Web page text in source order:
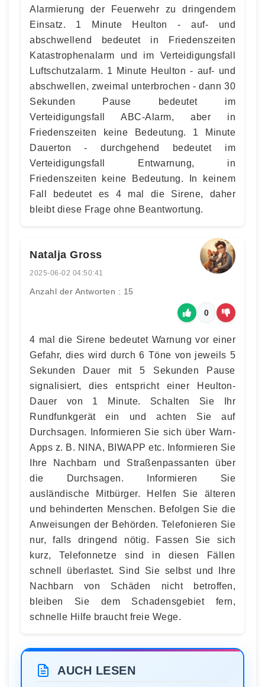
Alarmierung der Feuerwehr zu dringendem
Einsatz. 1 Minute Heulton - auf- und
abschwellend bedeutet in Friedenszeiten
Katastrophenalarm und im Verteidigungsfall
Luftschutzalarm. 1 Minute Heulton - auf- und
abschwellen, zweimal unterbrochen - dann 30
Sekunden Pause bedeutet im
Verteidigungsfall ABC-Alarm, aber in
Friedenszeiten keine Bedeutung. 1 Minute
Dauerton - durchgehend bedeutet im
Verteidigungsfall Entwarnung, in
Friedenszeiten keine Bedeutung. In keinem
Fall bedeutet es 4 mal die Sirene, daher
bleibt diese Frage ohne Beantwortung.
Natalja Gross
2025-06-02 04:50:41
Anzahl der Antworten : 15
0
4 mal die Sirene bedeutet Warnung vor einer
Gefahr, dies wird durch 6 Töne von jeweils 5
Sekunden Dauer mit 5 Sekunden Pause
signalisiert, dies entspricht einer Heulton-
Dauer von 1 Minute. Schalten Sie Ihr
Rundfunkgerät ein und achten Sie auf
Durchsagen. Informieren Sie sich über Warn-
Apps z. B. NINA, BIWAPP etc. Informieren Sie
Ihre Nachbarn und Straßenpassanten über
die Durchsagen. Informieren Sie
ausländische Mitbürger. Helfen Sie älteren
und behinderten Menschen. Befolgen Sie die
Anweisungen der Behörden. Telefonieren Sie
nur, falls dringend nötig. Fassen Sie sich
kurz, Telefonnetze sind in diesen Fällen
schnell überlastet. Sind Sie selbst und Ihre
Nachbarn von Schäden nicht betroffen,
bleiben Sie dem Schadensgebiet fern,
schnelle Hilfe braucht freie Wege.
AUCH LESEN